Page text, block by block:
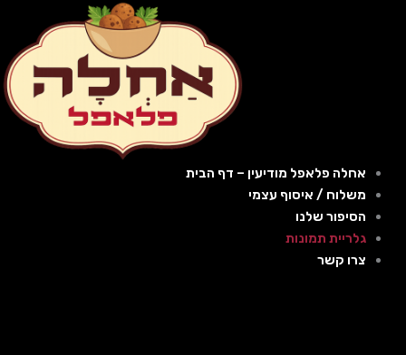
אחלה פלאפל מודיעין – דף הבית
משלוח / איסוף עצמי
הסיפור שלנו
גלריית תמונות
צרו קשר